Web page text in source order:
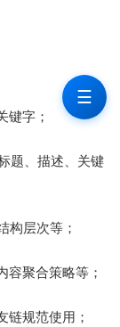
键字；
题、描述、关键
构层次等；
容聚合策略等；
链规范使用；
☰